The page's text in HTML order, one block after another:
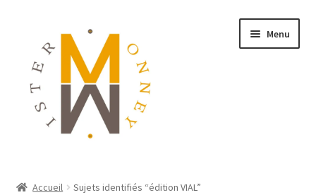
Menu
Accueil Sujets identifiés “édition VIAL”